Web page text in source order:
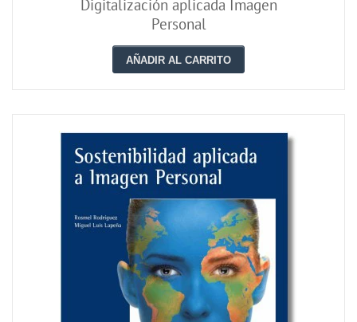
Digitalización aplicada Imagen
Personal
AÑADIR AL CARRITO